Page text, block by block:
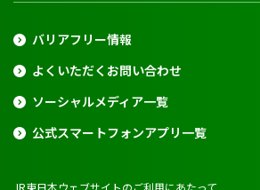
バリアフリー情報
よくいただくお問い合わせ
ソーシャルメディア一覧
公式スマートフォンアプリ一覧